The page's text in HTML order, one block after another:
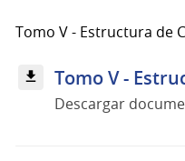
Tomo V - Estructura de
Tomo V -
Descargar